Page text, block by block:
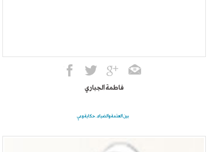
فاطمة الجباري
بين العتمة والضياء.. حكاية وعيٍ